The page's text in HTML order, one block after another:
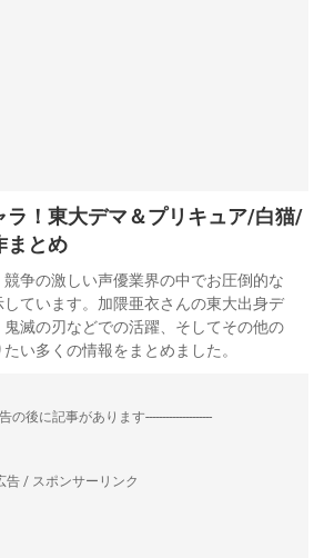
ラ！東大デマ＆プリキュア/白猫/
まとめ
争の激しい声優業界の中でお圧倒的な
ています。加隈亜衣さんの東大出身デ
滅の刃などでの活躍、そしてその他の
い多くの情報をまとめました。
告の後に記事があります--------------------
告 / スポンサーリンク